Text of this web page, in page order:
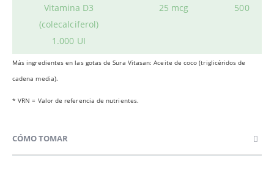
Vitamina D3
(colecalciferol)
1.000 UI
25 mcg 500
Más ingredientes en las gotas de Sura Vitasan: Aceite de coco (triglicéridos de
cadena media).
* VRN = Valor de referencia de nutrientes.
CÓMO TOMAR